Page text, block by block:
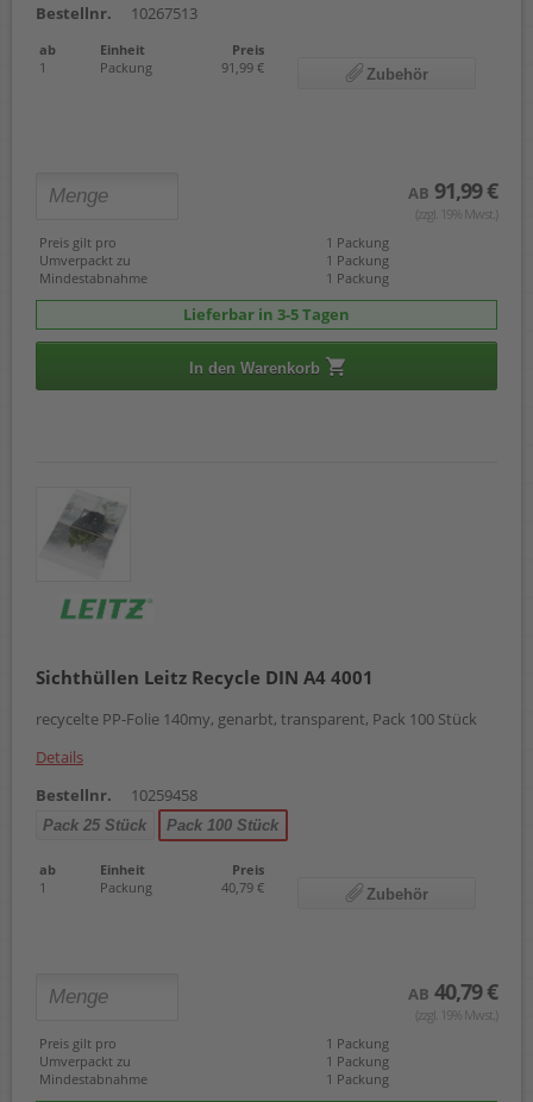
Bestellnr.
10267513
ab Einheit
Preis
1
Packung 91,99 € Zubehör
AB 91,99 €
(zzgl. 19% Mwst.)
Preis gilt pro
1 Packung
Umverpackt zu
1 Packung
Mindestabnahme
1 Packung
Lieferbar in 3-5 Tagen
In den Warenkorb
Sichthüllen Leitz Recycle DIN A4 4001
recycelte PP-Folie 140my, genarbt, transparent, Pack 100 Stück
Details
Bestellnr.
10259458
Pack 25 Stück Pack 100 Stück
ab Einheit
Preis
1
Packung 40,79 € Zubehör
AB 40,79 €
(zzgl. 19% Mwst.)
Preis gilt pro
1 Packung
Umverpackt zu
1 Packung
Mindestabnahme
1 Packung